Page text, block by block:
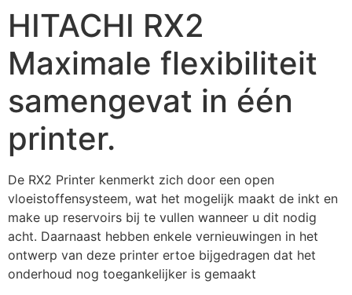
HITACHI RX2
Maximale flexibiliteit
samengevat in één
printer.
De RX2 Printer kenmerkt zich door een open
vloeistoffensysteem, wat het mogelijk maakt de inkt en
make up reservoirs bij te vullen wanneer u dit nodig
acht. Daarnaast hebben enkele vernieuwingen in het
ontwerp van deze printer ertoe bijgedragen dat het
onderhoud nog toegankelijker is gemaakt